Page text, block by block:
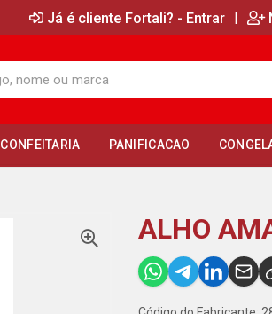
Já é cliente Fortali? - Entrar |
CONFEITARIA PANIFICACAO
ALHO